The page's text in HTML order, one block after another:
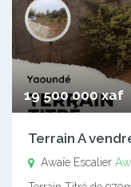
19 500 000 xaf
Terrain A
Awaïe Escalier